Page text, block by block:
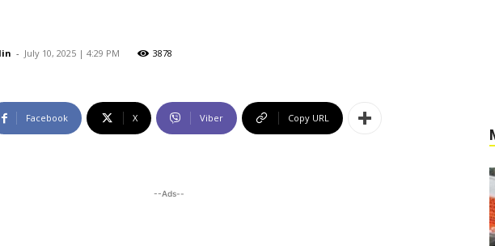
- July 10, 2025 | 4:29 PM 3878
Facebook X Viber Copy URL
--Ads--